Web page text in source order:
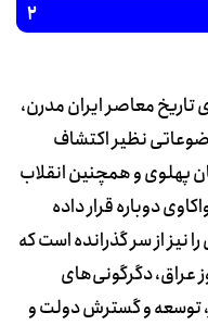
2
تاریخ معاصر ایران مدرن،
نظیر اکتشاف
پهلوی و همچنین انقلاب
دوباره قرار داده
نیز از سر گذرانده است که
دگرگونی‌های
توسعه و گسترش دولت و